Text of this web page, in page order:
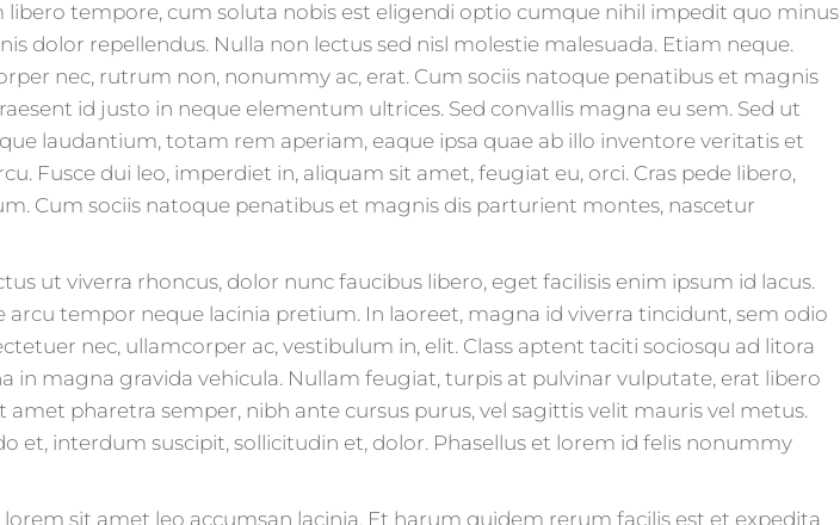
libero tempore, cum soluta nobis est eligendi optio cumque nihil impedit quo minus
dolor repellendus. Nulla non lectus sed nisl molestie malesuada. Etiam neque.
nec, rutrum non, nonummy ac, erat. Cum sociis natoque penatibus et magnis
id justo in neque elementum ultrices. Sed convallis magna eu sem. Sed ut
laudantium, totam rem aperiam, eaque ipsa quae ab illo inventore veritatis et
Fusce dui leo, imperdiet in, aliquam sit amet, feugiat eu, orci. Cras pede libero,
Cum sociis natoque penatibus et magnis dis parturient montes, nascetur
ut viverra rhoncus, dolor nunc faucibus libero, eget facilisis enim ipsum id lacus.
tempor neque lacinia pretium. In laoreet, magna id viverra tincidunt, sem odio
nec, ullamcorper ac, vestibulum in, elit. Class aptent taciti sociosqu ad litora
magna gravida vehicula. Nullam feugiat, turpis at pulvinar vulputate, erat libero
pharetra semper, nibh ante cursus purus, vel sagittis velit mauris vel metus.
et, interdum suscipit, sollicitudin et, dolor. Phasellus et lorem id felis nonummy
sit amet leo accumsan lacinia. Et harum quidem rerum facilis est et expedita